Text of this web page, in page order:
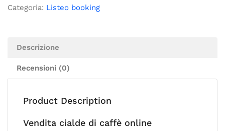
Categoria: Listeo booking
Descrizione
Recensioni (0)
Product Description
Vendita cialde di caffè online